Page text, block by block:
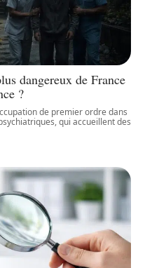
dangereux de France
?
de premier ordre dans
qui accueillent des